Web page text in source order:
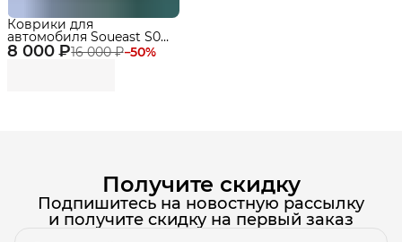
8 000 ₽16 000 ₽−50%
Коврики для
автомобиля Soueast S09
(2024-) Premium ("EVA
3D") в cалон
Получите скидку
Подпишитесь на новостную рассылку
и получите скидку на первый заказ